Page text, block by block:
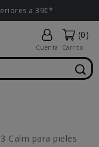
a 39€*
Cuenta
(0)
Carrito
Calm para pieles